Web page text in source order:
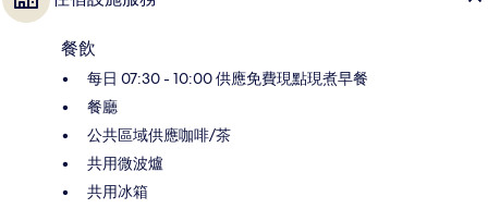
餐飲
每日 07:30 - 10:00 供應免費現點現煮早餐
餐廳
公共區域供應咖啡/茶
共用微波爐
共用冰箱